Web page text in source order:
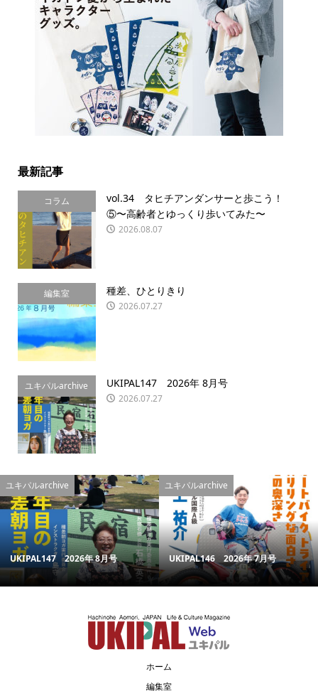
最新記事
コラム
vol.34 タヒチアンダンサーと歩こう！
⑤〜高齢者とゆっくり歩いてみた〜
2026.08.07
編集室 種差、ひとりきり
2026.07.27
ユキパルarchive UKIPAL147 2026年 8月号
2026.07.27
ユキパルarchive
UKIPAL147 2026年 8月号
ユキパルarchive
UKIPAL146 2026年 7月号
ホーム
編集室